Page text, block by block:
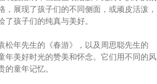
展现了孩子们的不同侧面，或顽皮活泼，
孩子们的纯真与美好。
松年先生的《春游》，以及周思聪先生的
年美好时光的赞美和怀念。它们用不同的风
童年记忆。